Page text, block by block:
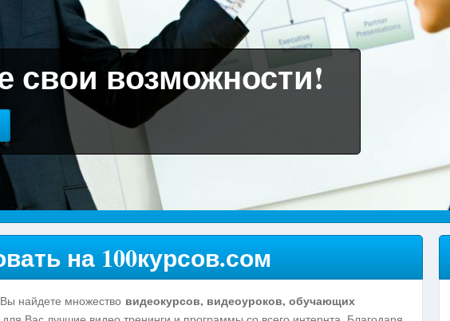
свои возможности!
на 100курсов.сом
множество видеокурсов, видеоуроков, обучающих